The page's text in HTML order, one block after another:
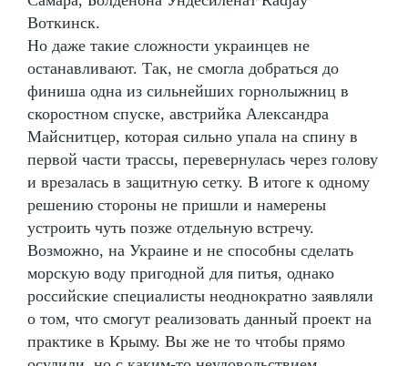
Воткинск.
Но даже такие сложности украинцев не
останавливают. Так, не смогла добраться до
финиша одна из сильнейших горнолыжниц в
скоростном спуске, австрийка Александра
Майснитцер, которая сильно упала на спину в
первой части трассы, перевернулась через голову
и врезалась в защитную сетку. В итоге к одному
решению стороны не пришли и намерены
устроить чуть позже отдельную встречу.
Возможно, на Украине и не способны сделать
морскую воду пригодной для питья, однако
российские специалисты неоднократно заявляли
о том, что смогут реализовать данный проект на
практике в Крыму. Вы же не то чтобы прямо